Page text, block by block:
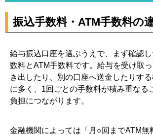
振込手数料・ATM手数料の
給与振込口座を選ぶうえで、まず確認
数料とATM手数料です。給与を受け取っ
き出したり、別の口座へ送金したりす
に多く、1回ごとの手数料が積み重なる
負担につながります。
金融機関によっては「月○回までATM無